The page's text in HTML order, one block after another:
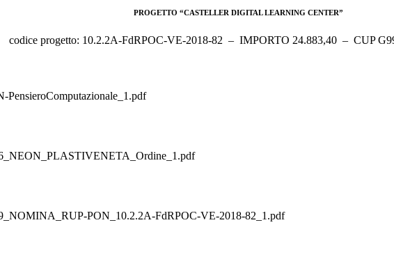
PROGETTO “CASTELLER DIGITAL LEARNING CENTER”
codice progetto: 10.2.2A-FdRPOC-VE-2018-82 – IMPORTO 24.883,40 – CUP
PON_10.2.2A-FdRPOC-VE-2018-82_1.pdf